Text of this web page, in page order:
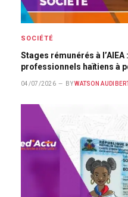
SOCIÉTÉ
Stages rémunérés à
professionnels haïtiens à
04/07/2026 BY WATSON